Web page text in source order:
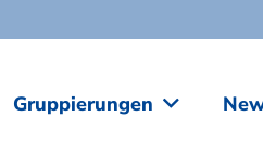
Gruppierungen